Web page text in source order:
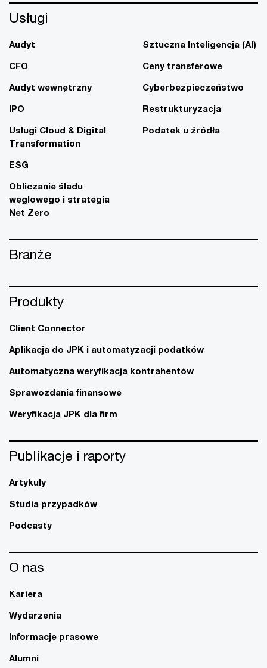
Usługi
Audyt
CFO
Audyt wewnętrzny
IPO
Usługi Cloud & Digital
Transformation
ESG
Obliczanie śladu
węglowego i strategia
Net Zero
Sztuczna Inteligencja (AI)
Ceny transferowe
Cyberbezpieczeństwo
Restrukturyzacja
Podatek u źródła
Branże
Produkty
Client Connector
Aplikacja do JPK i automatyzacji podatków
Automatyczna weryfikacja kontrahentów
Sprawozdania finansowe
Weryfikacja JPK dla firm
Publikacje i raporty
Artykuły
Studia przypadków
Podcasty
O nas
Kariera
Wydarzenia
Informacje prasowe
Alumni